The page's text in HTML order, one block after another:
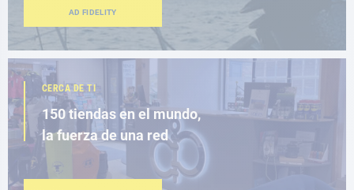
AD FIDELITY
CERCA DE TI
150 tiendas en el mundo,
la fuerza de una red